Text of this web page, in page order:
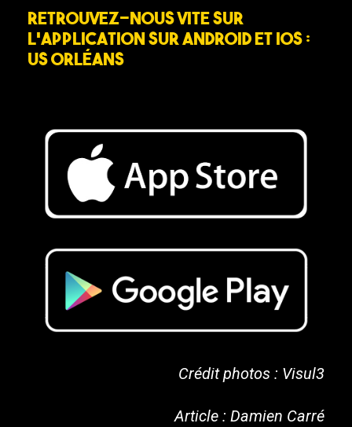
Retrouvez-nous vite sur
l’application sur Android et IOS :
US Orléans
Crédit photos : Visul3
Article : Damien Carré